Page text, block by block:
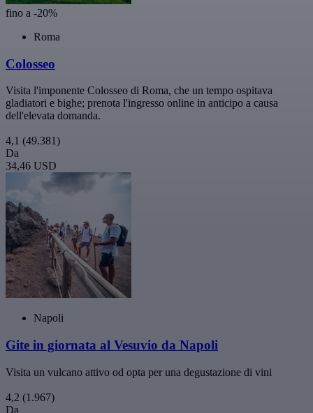
fino a -20%
Roma
Colosseo
Visita l'imponente Colosseo di Roma, che un tempo ospitava
gladiatori e bighe; prenota l'ingresso online in anticipo a causa
dell'elevata domanda.
4,1 (49.381)
Da
34,46 USD
Napoli
Gite in giornata al Vesuvio da Napoli
Visita un vulcano attivo od opta per una degustazione di vini
4,2 (1.967)
Da